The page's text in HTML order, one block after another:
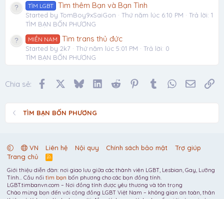
TÌM LGBT Tìm thêm Bạn và Bạn Tình
Started by TomBoy9xSaiGon Thứ năm lúc 6:10 PM
Trả lời: 1
TÌM BẠN BỐN PHƯƠNG
MIỀN NAM Tìm trans thủ đức
Started by 2k7 Thứ năm lúc 5:01 PM
Trả lời: 0
TÌM BẠN BỐN PHƯƠNG
Chia sẻ: FacebookBlueskyLinkedInReddit PinterestTumblrWhatsApp
Email
TÌM BẠN BỐN PHƯƠNG
VN Liên hệ Nội quy Chính sách bảo mật
Trợ giúp
Trang chủ
R
S
S
Giới thiệu diễn đàn: nơi giao lưu giữa các thành viên LGBT, Lesbian, Gay, Lưỡng
Tính... Cầu nối tìm bạn bốn phương cho các bạn đồng tính.
LGBT.timbanvn.com – Nơi đồng tính được yêu thương và tôn trọng
Chào mừng bạn đến với cộng đồng LGBT Việt Nam – không gian an toàn, thân